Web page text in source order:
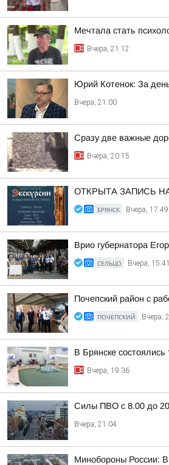
Мечтала стать
Вчера, 21:12
Юрий Котенок: За
Вчера, 21:00
Сразу две важные
Вчера, 20:15
ОТКРЫТА ЗАПИСЬ
БРЯНСК Вчера, 17:49
Врио губернатора
СЕЛЬЦО Вчера, 15:41
Почепский район с
ПОЧЕПСКИЙ Вчера,
В Брянске
Вчера, 19:36
Силы ПВО с 8.00 до
Вчера, 21:04
Минобороны России: